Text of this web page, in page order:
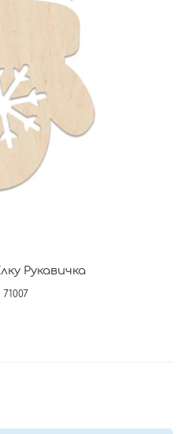
Рукавичка
71007